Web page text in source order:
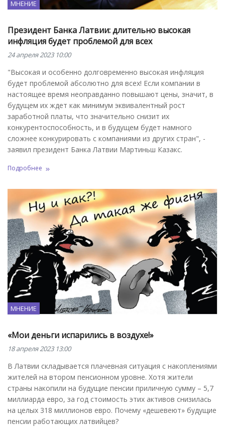
МНЕНИЕ
Президент Банка Латвии: длительно высокая
инфляция будет проблемой для всех
24 апреля 2023 10:00
"Высокая и особенно долговременно высокая инфляция
будет проблемой абсолютно для всех! Если компании в
настоящее время неоправданно повышают цены, значит, в
будущем их ждет как минимум эквивалентный рост
заработной платы, что значительно снизит их
конкурентоспособность, и в будущем будет намного
сложнее конкурировать с компаниями из других стран", -
заявил президент Банка Латвии Мартиньш Казакс.
Подробнее
МНЕНИЕ
«Мои деньги испарились в воздухе!»
18 апреля 2023 13:00
В Латвии складывается плачевная ситуация с накоплениями
жителей на втором пенсионном уровне. Хотя жители
страны накопили на будущие пенсии приличную сумму – 5,7
миллиарда евро, за год стоимость этих активов снизилась
на целых 318 миллионов евро. Почему «дешевеют» будущие
пенсии работающих латвийцев?